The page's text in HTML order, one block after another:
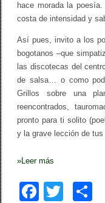
hace morada la
costa de intensidad y
Así pues, invito a los
bogotanos –que
las discotecas del
de salsa… o como
Grillos sobre una
reencontrados,
pronto para ti solito
y la grave lección de
»Leer más
F